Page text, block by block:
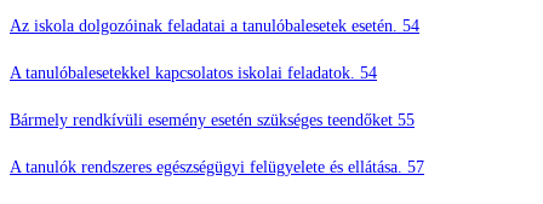
Az iskola dolgozóinak feladatai a tanulóbalesetek esetén. 54
A tanulóbalesetekkel kapcsolatos iskolai feladatok. 54
Bármely rendkívüli esemény esetén szükséges teendőket 55
A tanulók rendszeres egészségügyi felügyelete és ellátása. 57